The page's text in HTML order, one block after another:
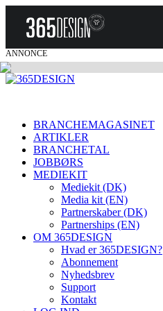
ANNONCE
BRANCHEMAGASINET
ARTIKLER
BRANCHETAL
JOBBØRS
MEDIEKIT
Mediekit (DK)
Media kit (EN)
Partnerskaber (DK)
Partnerships (EN)
OM 365DESIGN
Hvad er 365DESIGN?
Abonnement
Nyhedsbrev
Support
Kontakt